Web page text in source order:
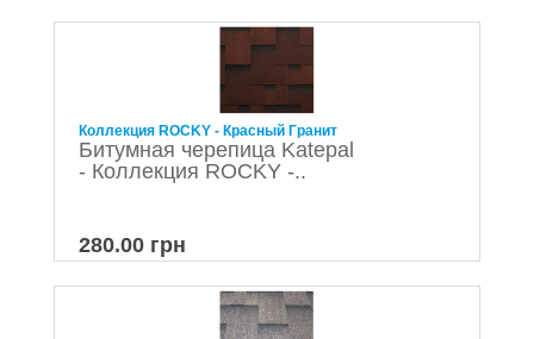
Коллекция ROCKY - Красный Гранит
Битумная черепица Katepal
- Коллекция ROCKY -..
280.00 грн